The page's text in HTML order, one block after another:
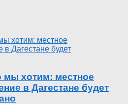
мы хотим: местное
в Дагестане будет